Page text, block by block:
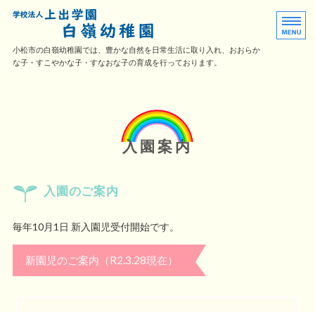
白嶺幼稚園｜幼稚園型認定こど
小松市の白嶺幼稚園では、豊かな自然を日常生活に取り入れ、おおらか
な子・すこやかな子・すなおな子の育成を行っております。
子育て応援
入園案内
入園のご案内
毎年10月1日 新入園児受付開始です。
新園児のご案内（R2.3.28現在）